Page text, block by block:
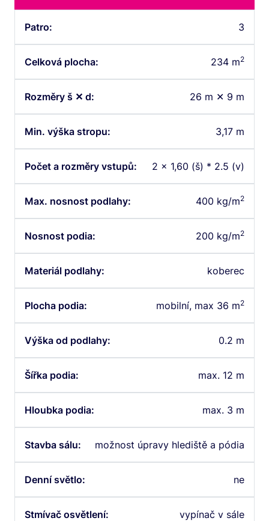
Patro: 3
Celková plocha: 234 m2
Rozměry š ✕ d: 26 m ✕ 9 m
Min. výška stropu: 3,17 m
Počet a rozměry vstupů: 2 x 1,60 (š) * 2.5 (v)
Max. nosnost podlahy: 400 kg/m2
Nosnost podia: 200 kg/m2
Materiál podlahy: koberec
Plocha podia: mobilní, max 36 m2
Výška od podlahy: 0.2 m
Šířka podia: max. 12 m
Hloubka podia: max. 3 m
Stavba sálu: možnost úpravy hlediště a pódia
Denní světlo: ne
Stmívač osvětlení: vypínač v sále